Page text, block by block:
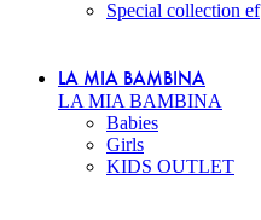
Special collection ef
LA MIA BAMBINA
LA MIA BAMBINA
Babies
Girls
KIDS OUTLET